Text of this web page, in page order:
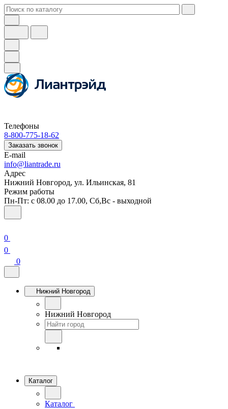
Телефоны
8-800-775-18-62
Заказать звонок
E-mail
info@liantrade.ru
Адрес
Нижний Новгород, ул. Ильинская, 81
Режим работы
Пн-Пт: c 08.00 до 17.00, Cб,Вс - выходной
0
0
0
Нижний Новгород
Нижний Новгород
Каталог
Каталог